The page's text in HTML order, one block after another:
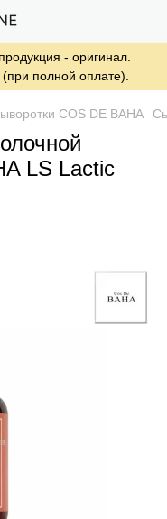
- оригинал.
полной оплате).
COS DE BAHA
LS Lactic